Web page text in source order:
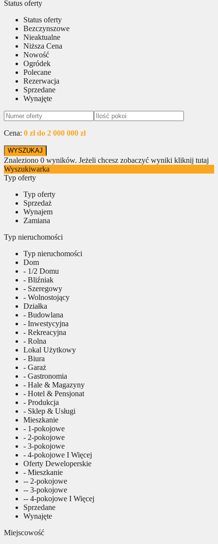
Status oferty
Status oferty
Bezczynszowe
Nieaktualne
Niższa Cena
Nowość
Ogródek
Polecane
Rezerwacja
Sprzedane
Wynajęte
Cena: 0 zł do 2 000 000 zł
Znaleziono 0 wyników. Jeżeli chcesz zobaczyć wyniki kliknij tutaj
Wyszukiwarka
Typ oferty
Typ oferty
Sprzedaż
Wynajem
Zamiana
Typ nieruchomości
Typ nieruchomości
Dom
- 1/2 Domu
- Bliźniak
- Szeregowy
- Wolnostojący
Działka
- Budowlana
- Inwestycyjna
- Rekreacyjna
- Rolna
Lokal Użytkowy
- Biura
- Garaż
- Gastronomia
- Hale & Magazyny
- Hotel & Pensjonat
- Produkcja
- Sklep & Usługi
Mieszkanie
- 1-pokojowe
- 2-pokojowe
- 3-pokojowe
- 4-pokojowe I Więcej
Oferty Deweloperskie
- Mieszkanie
-- 2-pokojowe
-- 3-pokojowe
-- 4-pokojowe I Więcej
Sprzedane
Wynajęte
Miejscowość